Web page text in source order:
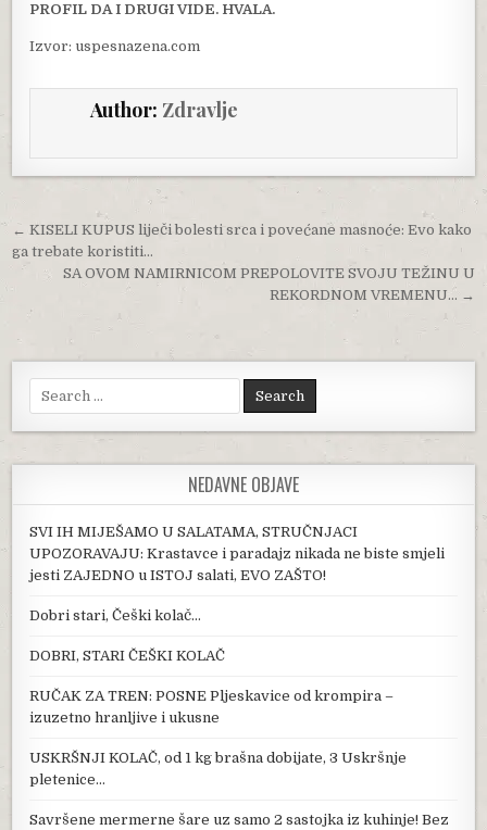
PROFIL DA I DRUGI VIDE. HVALA.
Izvor: uspesnazena.com
Author: Zdravlje
Post navigation
← KISELI KUPUS liječi bolesti srca i povećane masnoće: Evo kako
ga trebate koristiti…
SA OVOM NAMIRNICOM PREPOLOVITE SVOJU TEŽINU U
REKORDNOM VREMENU… →
Search for:
NEDAVNE OBJAVE
SVI IH MIJEŠAMO U SALATAMA, STRUČNJACI
UPOZORAVAJU: Krastavce i paradajz nikada ne biste smjeli
jesti ZAJEDNO u ISTOJ salati, EVO ZAŠTO!
Dobri stari, Češki kolač…
DOBRI, STARI ČEŠKI KOLAČ
RUČAK ZA TREN: POSNE Pljeskavice od krompira –
izuzetno hranljive i ukusne
USKRŠNJI KOLAČ, od 1 kg brašna dobijate, 3 Uskršnje
pletenice…
Savršene mermerne šare uz samo 2 sastojka iz kuhinje! Bez